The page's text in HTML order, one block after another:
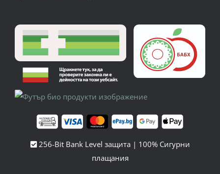
256-Bit Bank Level защита | 100% Сигурни
плащания